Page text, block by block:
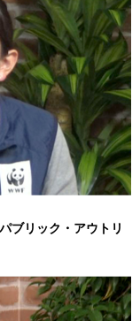
ブリック・アウトリ